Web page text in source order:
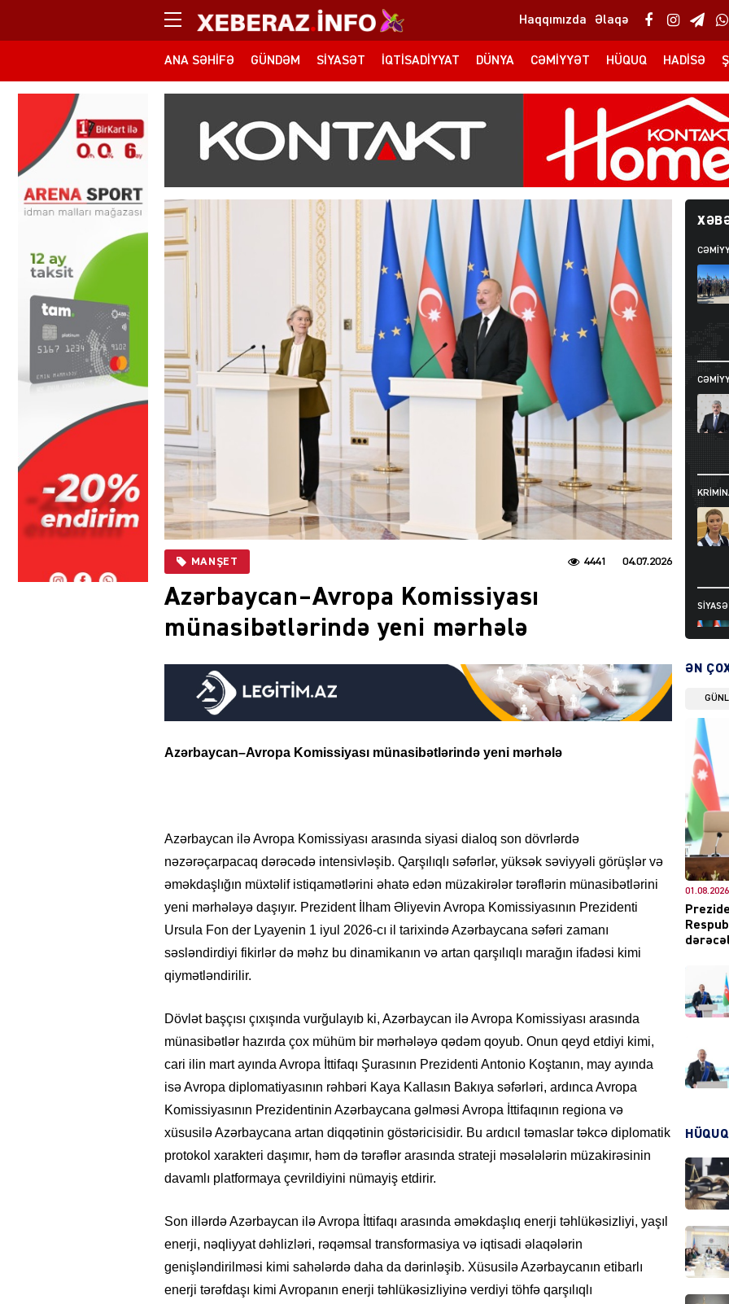
Haqqımızda Əlaqə
ANA SƏHIFƏ GÜNDƏM SIYASƏT İQTISADIYYAT DÜNYA CƏMIYYƏT HÜQUQ HADISƏ
MANŞET 04.07.2026
4441
Azərbaycan–Avropa Komissiyası
münasibətlərində yeni mərhələ
Azərbaycan–Avropa Komissiyası münasibətlərində yeni mərhələ
Azərbaycan ilə Avropa Komissiyası arasında siyasi dialoq son dövrlərdə
nəzərəçarpacaq dərəcədə intensivləşib. Qarşılıqlı səfərlər, yüksək səviyyəli görüşlər və
əməkdaşlığın müxtəlif istiqamətlərini əhatə edən müzakirələr tərəflərin münasibətlərini
yeni mərhələyə daşıyır. Prezident İlham Əliyevin Avropa Komissiyasının Prezidenti
Ursula Fon der Lyayenin 1 iyul 2026-cı il tarixində Azərbaycana səfəri zamanı
səsləndirdiyi fikirlər də məhz bu dinamikanın və artan qarşılıqlı marağın ifadəsi kimi
qiymətləndirilir.
Dövlət başçısı çıxışında vurğulayıb ki, Azərbaycan ilə Avropa Komissiyası arasında
münasibətlər hazırda çox mühüm bir mərhələyə qədəm qoyub. Onun qeyd etdiyi kimi,
cari ilin mart ayında Avropa İttifaqı Şurasının Prezidenti Antonio Koştanın, may ayında
isə Avropa diplomatiyasının rəhbəri Kaya Kallasın Bakıya səfərləri, ardınca Avropa
Komissiyasının Prezidentinin Azərbaycana gəlməsi Avropa İttifaqının regiona və
xüsusilə Azərbaycana artan diqqətinin göstəricisidir. Bu ardıcıl təmaslar təkcə diplomatik
protokol xarakteri daşımır, həm də tərəflər arasında strateji məsələlərin müzakirəsinin
davamlı platformaya çevrildiyini nümayiş etdirir.
Son illərdə Azərbaycan ilə Avropa İttifaqı arasında əməkdaşlıq enerji təhlükəsizliyi, yaşıl
enerji, nəqliyyat dəhlizləri, rəqəmsal transformasiya və iqtisadi əlaqələrin
genişləndirilməsi kimi sahələrdə daha da dərinləşib. Xüsusilə Azərbaycanın etibarlı
enerji tərəfdaşı kimi Avropanın enerji təhlükəsizliyinə verdiyi töhfə qarşılıqlı
DÜNYA
DÜNYA
ƏN
01.08.2026
HÜQUQ